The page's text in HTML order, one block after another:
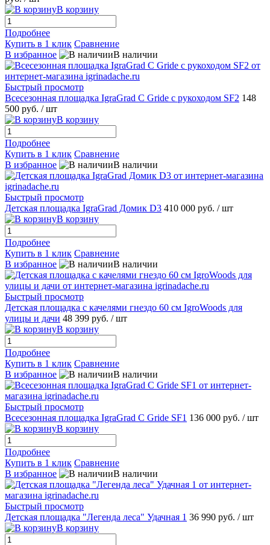
В корзину
Подробнее
Купить в 1 клик Сравнение
В избранное
В наличии
Быстрый просмотр
Всесезонная площадка IgraGrad С Gride с рукоходом SF2 148
500 руб. / шт
В корзину
Подробнее
Купить в 1 клик Сравнение
В избранное
В наличии
Быстрый просмотр
Детская площадка IgraGrad Домик D3 410 000 руб. / шт
В корзину
Подробнее
Купить в 1 клик Сравнение
В избранное
В наличии
Быстрый просмотр
Детская площадка с качелями гнездо 60 см IgroWoods для
улицы и дачи 48 399 руб. / шт
В корзину
Подробнее
Купить в 1 клик Сравнение
В избранное
В наличии
Быстрый просмотр
Всесезонная площадка IgraGrad С Gride SF1 136 000 руб. / шт
В корзину
Подробнее
Купить в 1 клик Сравнение
В избранное
В наличии
Быстрый просмотр
Детская площадка "Легенда леса" Удачная 1 36 990 руб. / шт
В корзину